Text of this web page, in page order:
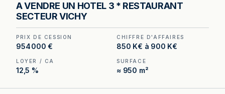
954 000 €. (Honoraires à la charge de
l'acquéreur : 54 000 €).
A VENDRE UN HOTEL 3 * RESTAURANT
SECTEUR VICHY
PRIX DE CESSION
954 000 €
CHIFFRE D'AFFAIRES
850 K€ à 900 K€
LOYER / CA
12,5 %
SURFACE
≈ 950 m²